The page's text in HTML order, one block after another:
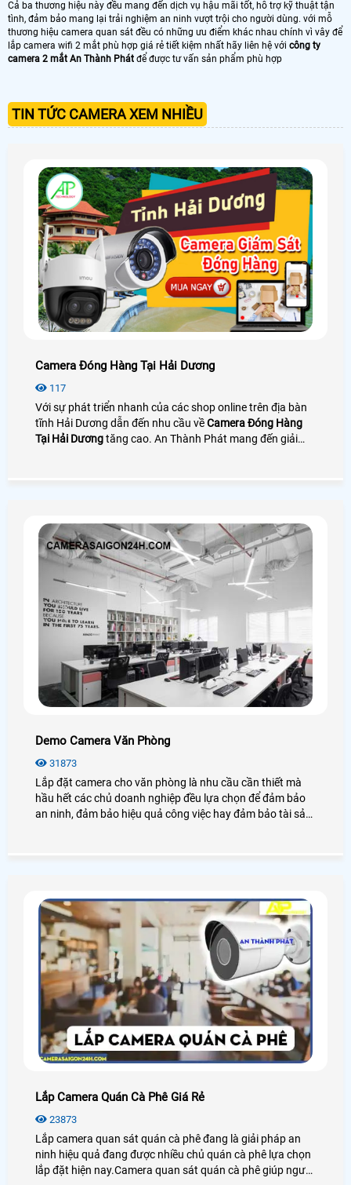
Cả ba thương hiệu này đều mang đến dịch vụ hậu mãi tốt, hỗ trợ kỹ thuật tận
tình, đảm bảo mang lại trải nghiệm an ninh vượt trội cho người dùng. với mỗ
thương hiệu camera quan sát đều có những ưu điểm khác nhau chính vì vây để
lắp camera wifi 2 mắt phù hợp giá rẻ tiết kiệm nhất hãy liên hệ với công ty
camera 2 mắt An Thành Phát để được tư vấn sản phẩm phù hợp
TIN TỨC CAMERA XEM NHIỀU
Camera Đóng Hàng Tại Hải Dương
117
Với sự phát triển nhanh của các shop online trên địa bàn
tĩnh Hải Dương dẫn đến nhu cầu vềCamera Đóng Hàng
Tại Hải Dươngtăng cao. An Thành Phát mang đến giải
Demo Camera Văn Phòng
31873
Lắp đặt camera cho văn phòng là nhu cầu cần thiết mà
hầu hết các chủ doanh nghiệp đều lựa chọn để đảm bảo
an ninh, đảm bảo hiệu quả công việc hay đảm bảo tài sản
Lắp Camera Quán Cà Phê Giá Rẻ
23873
Lắp camera quan sát quán cà phê đang là giải pháp an
ninh hiệu quả đang được nhiều chủ quán cà phê lựa chọn
lắp đặt hiện nay.Camera quan sát quán cà phê giúp người